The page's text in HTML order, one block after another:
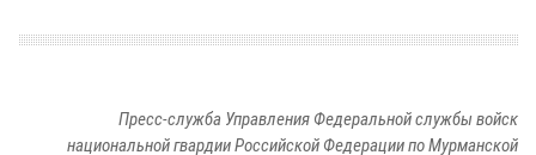
Пресс-служба Управления Федеральной службы войск
национальной гвардии Российской Федерации по Мурманской